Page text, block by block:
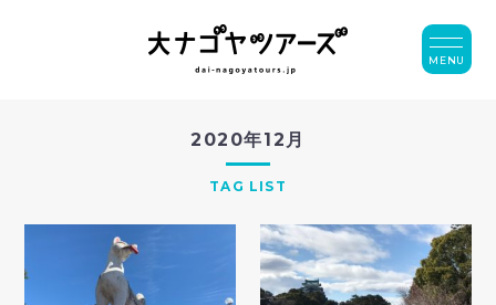
2020年12月
TAG LIST
MENU